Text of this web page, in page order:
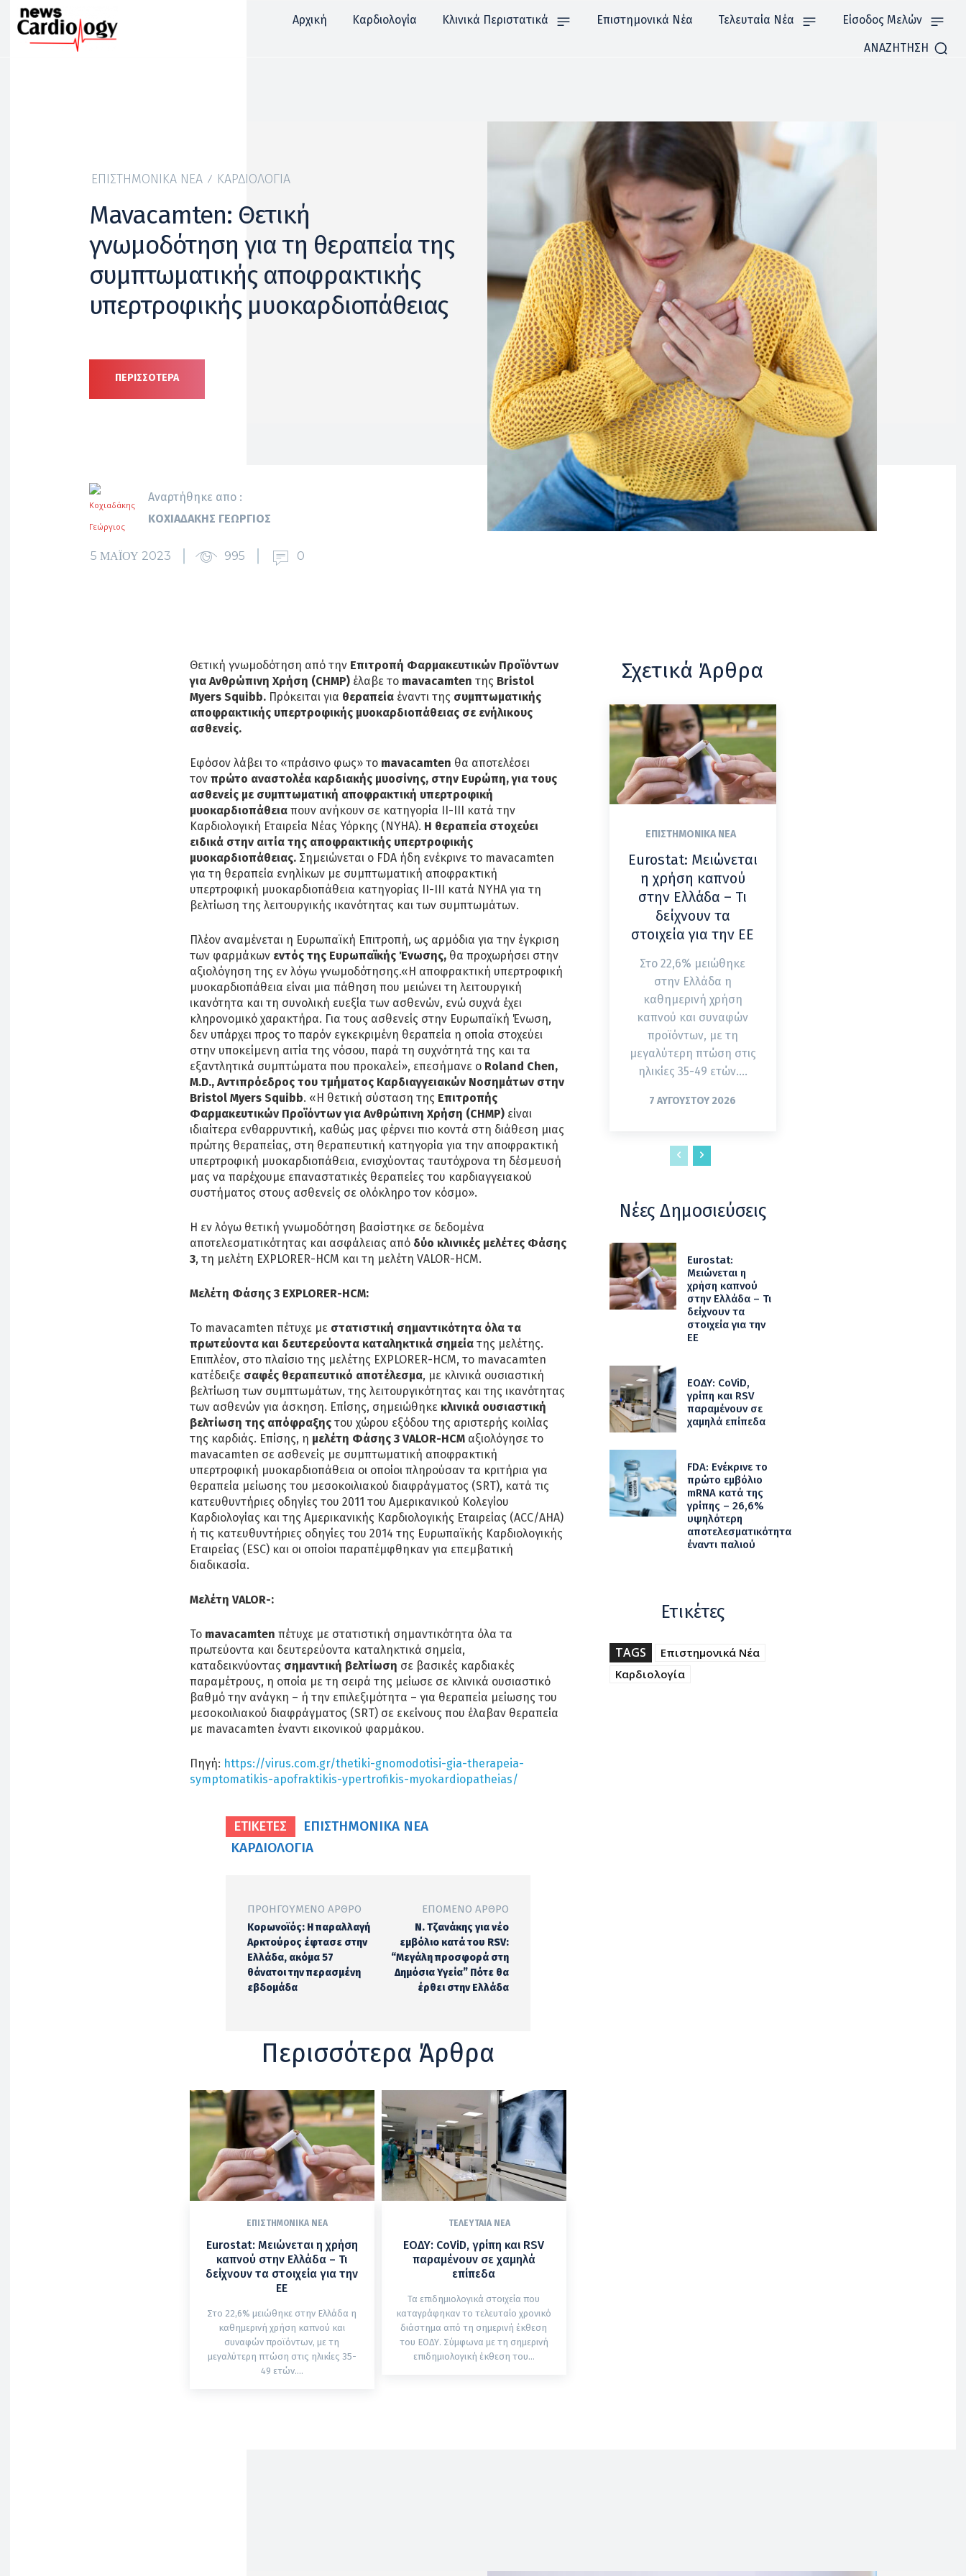
Αρχική Καρδιολογία Κλινικά Περιστατικά Επιστημονικά Νέα Τελευταία Νέα Είσοδος Μελών
ΑΝΑΖΗΤΗΣΗ
ΕΠΙΣΤΗΜΟΝΙΚΆ ΝΈΑ ΚΑΡΔΙΟΛΟΓΊΑ
Mavacamten: Θετική
γνωμοδότηση για τη θεραπεία της
συμπτωματικής αποφρακτικής
υπερτροφικής μυοκαρδιοπάθειας
ΠΕΡΙΣΣΟΤΕΡΑ
Αναρτήθηκε απο :
ΚΟΧΙΑΔΆΚΗΣ ΓΕΏΡΓΙΟΣ
5 ΜΑΪ́ΟΥ 2023 995 0
Θετική γνωμοδότηση από την Επιτροπή Φαρμακευτικών Προϊόντων
για Ανθρώπινη Χρήση (CHMP) έλαβε το mavacamten της Bristol
Myers Squibb. Πρόκειται για θεραπεία έναντι της συμπτωματικής
αποφρακτικής υπερτροφικής μυοκαρδιοπάθειας σε ενήλικους
ασθενείς.
Εφόσον λάβει το «πράσινο φως» το mavacamten θα αποτελέσει
τον πρώτο αναστολέα καρδιακής μυοσίνης, στην Ευρώπη,για τους
ασθενείς με συμπτωματική αποφρακτική υπερτροφική
μυοκαρδιοπάθεια πουν ανήκουν σε κατηγορία ΙΙ-ΙΙΙ κατά την
Καρδιολογική Εταιρεία Νέας Υόρκης (NYHA). Η θεραπεία στοχεύει
ειδικά στην αιτία της αποφρακτικής υπερτροφικής
μυοκαρδιοπάθειας. Σημειώνεται ο FDA ήδη ενέκρινε το mavacamten
για τη θεραπεία ενηλίκων με συμπτωματική αποφρακτική
υπερτροφική μυοκαρδιοπάθεια κατηγορίας II-III κατά NYHA για τη
βελτίωση της λειτουργικής ικανότητας και των συμπτωμάτων.
Πλέον αναμένεται η Ευρωπαϊκή Επιτροπή, ως αρμόδια για την έγκριση
των φαρμάκων εντός της Ευρωπαϊκής Ένωσης, θα προχωρήσει στην
αξιολόγηση της εν λόγω γνωμοδότησης.«Η αποφρακτική υπερτροφική
μυοκαρδιοπάθεια είναι μια πάθηση που μειώνει τη λειτουργική
ικανότητα και τη συνολική ευεξία των ασθενών, ενώ συχνά έχει
κληρονομικό χαρακτήρα. Για τους ασθενείς στην Ευρωπαϊκή Ένωση,
δεν υπάρχει προς το παρόν εγκεκριμένη θεραπεία η οποία στοχεύει
στην υποκείμενη αιτία της νόσου, παρά τη συχνότητά της και τα
εξαντλητικά συμπτώματα που προκαλεί», επεσήμανε ο Roland Chen,
M.D., Αντιπρόεδρος του τμήματος Καρδιαγγειακών Νοσημάτων στην
Bristol Myers Squibb. «Η θετική σύσταση της Επιτροπής
Φαρμακευτικών Προϊόντων για Ανθρώπινη Χρήση (CHMP) είναι
ιδιαίτερα ενθαρρυντική, καθώς μας φέρνει πιο κοντά στη διάθεση μιας
πρώτης θεραπείας, στη θεραπευτική κατηγορία για την αποφρακτική
υπερτροφική μυοκαρδιοπάθεια, ενισχύοντας ταυτόχρονα τη δέσμευσή
μας να παρέχουμε επαναστατικές θεραπείες του καρδιαγγειακού
συστήματος στους ασθενείς σε ολόκληρο τον κόσμο».
Η εν λόγω θετική γνωμοδότηση βασίστηκε σε δεδομένα
αποτελεσματικότητας και ασφάλειας από δύο κλινικές μελέτες Φάσης
3, τη μελέτη EXPLORER-HCM και τη μελέτη VALOR-HCM.
Μελέτη Φάσης 3 EXPLORER-HCM:
Το mavacamten πέτυχε με στατιστική σημαντικότητα όλα τα
πρωτεύοντα και δευτερεύοντα καταληκτικά σημεία της μελέτης.
Επιπλέον, στο πλαίσιο της μελέτης EXPLORER-HCM, το mavacamten
κατέδειξε σαφές θεραπευτικό αποτέλεσμα, με κλινικά ουσιαστική
βελτίωση των συμπτωμάτων, της λειτουργικότητας και της ικανότητας
των ασθενών για άσκηση. Επίσης, σημειώθηκε κλινικά ουσιαστική
βελτίωση της απόφραξης του χώρου εξόδου της αριστερής κοιλίας
της καρδιάς. Επίσης, η μελέτη Φάσης 3 VALOR-HCM αξιολόγησε το
mavacamten σε ασθενείς με συμπτωματική αποφρακτική
υπερτροφική μυοκαρδιοπάθεια οι οποίοι πληρούσαν τα κριτήρια για
θεραπεία μείωσης του μεσοκοιλιακού διαφράγματος (SRT), κατά τις
κατευθυντήριες οδηγίες του 2011 του Αμερικανικού Κολεγίου
Καρδιολογίας και της Αμερικανικής Καρδιολογικής Εταιρείας (ACC/AHA)
ή τις κατευθυντήριες οδηγίες του 2014 της Ευρωπαϊκής Καρδιολογικής
Εταιρείας (ESC) και οι οποίοι παραπέμφθηκαν για επεμβατική
διαδικασία.
Μελέτη VALOR-:
Το mavacamten πέτυχε με στατιστική σημαντικότητα όλα τα
πρωτεύοντα και δευτερεύοντα καταληκτικά σημεία,
καταδεικνύοντας σημαντική βελτίωση σε βασικές καρδιακές
παραμέτρους, η οποία με τη σειρά της μείωσε σε κλινικά ουσιαστικό
βαθμό την ανάγκη – ή την επιλεξιμότητα – για θεραπεία μείωσης του
μεσοκοιλιακού διαφράγματος (SRT) σε εκείνους που έλαβαν θεραπεία
με mavacamten έναντι εικονικού φαρμάκου.
Πηγή: https://virus.com.gr/thetiki-gnomodotisi-gia-therapeia-
symptomatikis-apofraktikis-ypertrofikis-myokardiopatheias/
ΕΤΙΚΕΤΕΣ
ΕΠΙΣΤΗΜΟΝΙΚΆ ΝΈΑ
ΚΑΡΔΙΟΛΟΓΊΑ
ΠΡΟΗΓΟΎΜΕΝΟ ΆΡΘΡΟ
Κορωνοϊός: Η παραλλαγή
Αρκτούρος έφτασε στην
Ελλάδα, ακόμα 57
θάνατοι την περασμένη
εβδομάδα
ΕΠΌΜΕΝΟ ΆΡΘΡΟ
Ν. Τζανάκης για νέο
εμβόλιο κατά του RSV:
“Mεγάλη προσφορά στη
Δημόσια Υγεία” Πότε θα
έρθει στην Ελλάδα
Περισσότερα Άρθρα
ΕΠΙΣΤΗΜΟΝΙΚΆ ΝΈΑ
Eurostat: Μειώνεται η χρήση
καπνού στην Ελλάδα – Τι
δείχνουν τα στοιχεία για την
ΕΕ
Στο 22,6% μειώθηκε στην Ελλάδα η
καθημερινή χρήση καπνού και
συναφών προϊόντων, με τη
μεγαλύτερη πτώση στις ηλικίες 35-
49 ετών....
ΤΕΛΕΥΤΑΊΑ ΝΈΑ
ΕΟΔΥ: CoViD, γρίπη και RSV
παραμένουν σε χαμηλά
επίπεδα
Τα επιδημιολογικά στοιχεία που
καταγράφηκαν το τελευταίο χρονικό
διάστημα από τη σημερινή έκθεση
του ΕΟΔΥ. Σύμφωνα με τη σημερινή
επιδημιολογική έκθεση του...
Σχετικά Άρθρα
ΕΠΙΣΤΗΜΟΝΙΚΆ ΝΈΑ
Eurostat: Μειώνεται
η χρήση καπνού
στην Ελλάδα – Τι
δείχνουν τα
στοιχεία για την ΕΕ
Στο 22,6% μειώθηκε
στην Ελλάδα η
καθημερινή χρήση
καπνού και συναφών
προϊόντων, με τη
μεγαλύτερη πτώση στις
ηλικίες 35-49 ετών....
7 ΑΥΓΟΎΣΤΟΥ 2026
Νέες Δημοσιεύσεις
Eurostat:
Μειώνεται η
χρήση καπνού
στην Ελλάδα – Τι
δείχνουν τα
στοιχεία για την
ΕΕ
ΕΟΔΥ: CoViD,
γρίπη και RSV
παραμένουν σε
χαμηλά επίπεδα
FDA: Ενέκρινε το
πρώτο εμβόλιο
mRNA κατά της
γρίπης – 26,6%
υψηλότερη
αποτελεσματικότητα
έναντι παλιού
Ετικέτες
TAGS
Επιστημονικά Νέα
Καρδιολογία